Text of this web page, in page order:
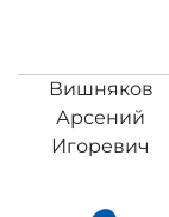
Вишняков
Арсений
Игоревич